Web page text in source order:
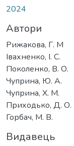
2024
Автори
Рижакова, Г. М
Івахненко, І. С.
Поколенко, В. О.
Чуприна, Ю. А.
Чуприна, Х. М.
Приходько, Д. О.
Горбач, М. В.
Видавець